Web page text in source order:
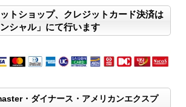
トショップ、クレジットカード決済は
ンシャル」にて行います
・ダイナース・アメリカンエクスプ